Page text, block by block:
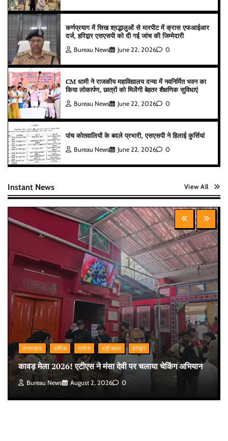
कर्णप्रयाग में सिख श्रद्धालुओं से मारपीट में क्रास एफआईआर
दर्ज, हरिद्वार एसएसपी को दी गई जांच की जिम्मेदारी
Bureau News June 22, 2026 0
CM धामी ने राजकीय महाविद्यालय दन्या में नवनिर्मित भवन का
किया लोकार्पण, छात्रों को मिलेंगी बेहतर शैक्षणिक सुविधाएं
Bureau News June 22, 2026 0
पांच कोतवालियों के बदले प्रभारी, एसएसपी ने हिलाई कुर्सियां
Bureau News June 22, 2026 0
Instant News View All
उत्तराखंड धार्मिक प्रदेश बड़ी खबर हरिद्वार
कावड़ मेला 2026! एटीएस ने मंसा देवी पर चलाया चेकिंग अभियान
Bureau News August 2, 2026 0